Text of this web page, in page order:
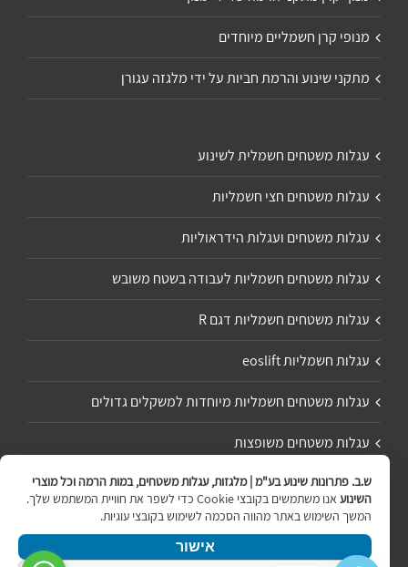
מנופי קרן חשמליים מיוחדים
מתקני שינוע והרמת חביות על ידי מלגזה עגורן
עגלות משטחים חשמלית לשינוע
עגלות משטחים חצי חשמליות
עגלות משטחים ועגלות הידראוליות
עגלות משטחים חשמליות לעבודה בשטח משובש
עגלות משטחים חשמליות דגם R
עגלות חשמליות eoslift
עגלות משטחים חשמליות מיוחדות למשקלים גדולים
עגלות משטחים משופצות
תיקון ושיפוץ עגלת משטחים
ש.ב. פתרונות שינוע בע"מ | מלגזות, עגלות משטחים, במות הרמה וכל מוצרי
השינוע
אנו משתמשים בקובצי Cookie כדי לשפר את חוויית המשתמש שלך.
המשך השימוש באתר מהווה הסכמה לשימוש בקובצי עוגיות.
אישור